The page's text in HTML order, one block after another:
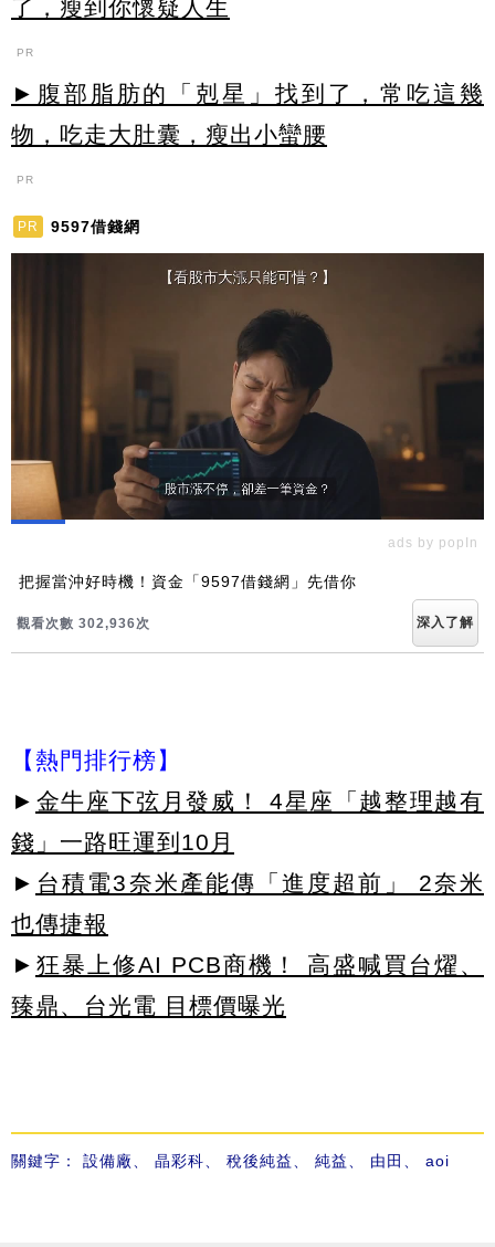
了，瘦到你懷疑人生
PR
►腹部脂肪的「剋星」找到了，常吃這幾
物，吃走大肚囊，瘦出小蠻腰
PR
PR 9597借錢網
ads by popIn
把握當沖好時機！資金「9597借錢網」先借你
觀看次數 302,945次 深入了解
【熱門排行榜】
► 金牛座下弦月發威！ 4星座「越整理越有
錢」一路旺運到10月
► 台積電3奈米產能傳「進度超前」 2奈米
也傳捷報
► 狂暴上修AI PCB商機！ 高盛喊買台燿、
臻鼎、台光電 目標價曝光
關鍵字： 設備廠 晶彩科 稅後純益 純益 由田 aoi